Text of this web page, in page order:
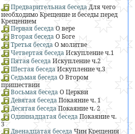
Предварительная беседаДля чего
необходимо Крещение и беседы перед
Крещением
Первая беседа О вере
Вторая беседа О Боге
Третья беседа О молитве
Четвертая беседа Искупление ч.1
Пятая беседа Искупление ч.2
Шестая беседаИскупление ч.3
Седьмая беседа О Втором
пришествии
Восьмая беседа О Церкви
Девятая беседаПокаяние ч. 1
Десятая беседаПокаяние ч. 2
Одиннадцатая беседа Покаяние ч.
3
Двенадцатая беседа Чин Крещения